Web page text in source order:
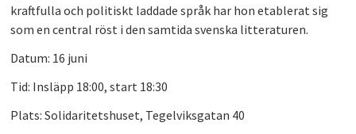
kraftfulla och politiskt laddade språk har hon etablerat sig
som en central röst i den samtida svenska litteraturen.
Datum: 16 juni
Tid: Insläpp 18:00, start 18:30
Plats: Solidaritetshuset, Tegelviksgatan 40